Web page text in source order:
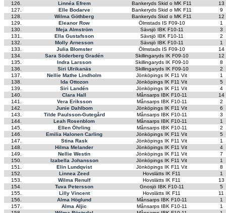
126.
Linnéa Efrem Bankeryds Skid o MK F11
13
127.
Elle Bodarve Bankeryds Skid o MK F11
9
128.
Wilma Göthberg Bankeryds Skid o MK F11
12
129.
Eleanor Row Ölmstads IS F09-10
1
130.
Meja Almström Sävsjö IBK F10-11
3
131.
Ella Gustafsson Sävsjö IBK F10-11
2
132.
Molly Arnesson Sävsjö IBK F10-11
1
133.
Julia Blomster Ölmstads IS F09-10
14
134.
Sara Söderberg Gradén Skillingaryds IK F09-10
12
135.
Indra Larsson Skillingaryds IK F09-10
8
136.
Siri Ulrikanäs Skillingaryds IK F09-10
2
137.
Nellie Mathe Lindholm Jönköpings IK F11 Vit
1
138.
Ida Ottozon Jönköpings IK F11 Vit
5
139.
Siri Landén Jönköpings IK F11 Vit
4
140.
Clara Hall Månsarps IBK F10-11
14
141.
Vera Eriksson Månsarps IBK F10-11
2
142.
Junie Dahlbom Jönköpings IK F11 Vit
6
143.
Tilde Paulsson-Gutegård Månsarps IBK F10-11
3
144.
Leah Rosenblom Månsarps IBK F10-11
1
145.
Ellen Öhrling Månsarps IBK F10-11
2
146.
Emilia Halonen Carling Jönköpings IK F11 Vit
5
147.
Stina Rask Jönköpings IK F11 Vit
1
148.
Hilma Melander Jönköpings IK F11 Vit
4
149.
Nellie Westin Jönköpings IK F11 Vit
7
150.
Izabella Johansson Jönköpings IK F11 Vit
1
151.
Elin Lundqvist Jönköpings IK F11 Vit
8
152.
Linnea Zeed Hovslätts IK F11
1
153.
Wilma Renulf Hovslätts IK F11
13
154.
Tuva Petersson Gnosjö IBK F10-11
5
155.
Lilly Vincent Hovslätts IK F11
11
156.
Alma Höglund Månsarps IBK F10-11
1
157.
Alma Aljic Månsarps IBK F10-11
1